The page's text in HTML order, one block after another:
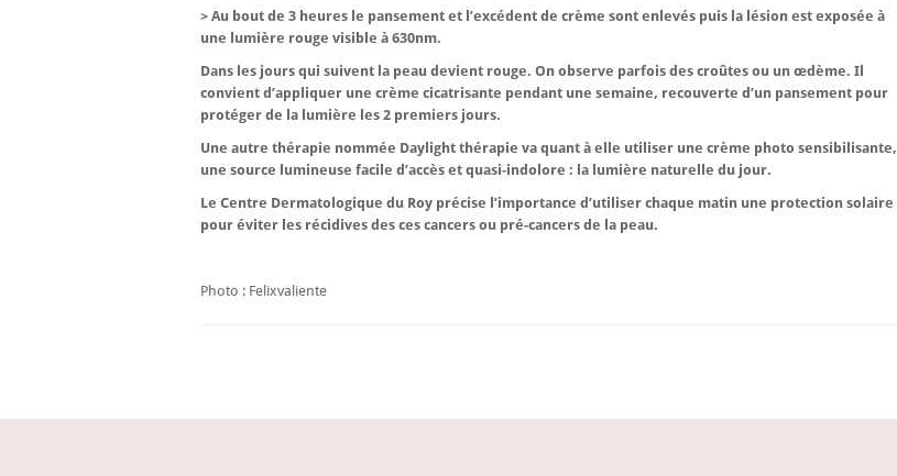
> Au bout de 3 heures le pansement et l’excédent de crème sont enlevés puis la lésion est exposée à
une lumière rouge visible à 630nm.
Dans les jours qui suivent la peau devient rouge. On observe parfois des croûtes ou un œdème. Il
convient d’appliquer une crème cicatrisante pendant une semaine, recouverte d’un pansement pour
protéger de la lumière les 2 premiers jours.
Une autre thérapie nommée Daylight thérapie va quant à elle utiliser une crème photo sensibilisante,
une source lumineuse facile d’accès et quasi-indolore : la lumière naturelle du jour.
Le Centre Dermatologique du Roy précise l’importance d’utiliser chaque matin une protection solaire
pour éviter les récidives des ces cancers ou pré-cancers de la peau.
Photo : Felixvaliente